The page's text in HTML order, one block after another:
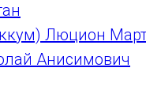
Люцион
Анисимович